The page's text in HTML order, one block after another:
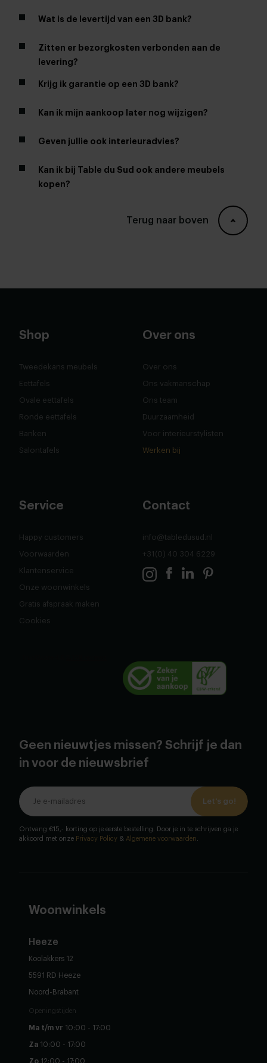
Wat is de levertijd van een 3D bank?
Zitten er bezorgkosten verbonden aan de
levering?
Krijg ik garantie op een 3D bank?
Kan ik mijn aankoop later nog wijzigen?
Geven jullie ook interieuradvies?
Kan ik bij Table du Sud ook andere meubels
kopen?
bijzettafels
Terug naar boven
Shop
Tweedekans meubels
Eettafels
Ovale eettafels
Ronde eettafels
Banken
Salontafels
Over ons
Over ons
Ons vakmanschap
Ons team
Duurzaamheid
Voor interieurstylisten
Werken bij
Service
Happy customers
Voorwaarden
Klantenservice
Onze woonwinkels
Gratis afspraak maken
Cookies
Contact
info@tabledusud.nl
+31(0) 40 304 6229
Geen nieuwtjes missen? Schrijf je dan
in voor de nieuwsbrief
Let's go!
Ontvang €15,- korting op je eerste bestelling. Door je in te schrijven ga je
akkoord met onze Privacy Policy & Algemene voorwaarden
Woonwinkels
Heeze
Koolakkers 12
5591 RD Heeze
Noord-Brabant
Openingstijden
Ma t/m vr 10:00 - 17:00
Za 10:00 - 17:00
Zo 12:00 - 17:00